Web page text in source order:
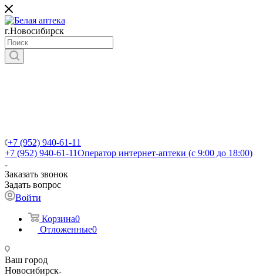
г.Новосибирск
+7 (952) 940-61-11
+7 (952) 940-61-11Оператор интернет-аптеки (с 9:00 до 18:00)
Заказать звонок
Задать вопрос
Войти
Корзина0
Отложенные0
Ваш город
Новосибирск